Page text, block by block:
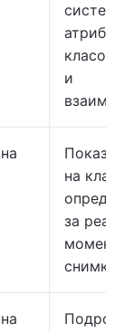
и
на
за
снимка.